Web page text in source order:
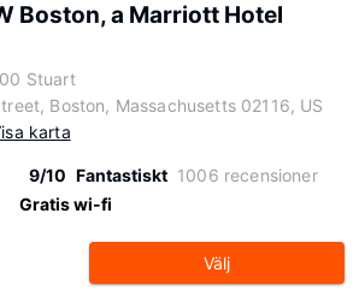
Boston, a Marriott Hotel
Stuart
Boston, Massachusetts 02116, US
karta
9/10 Fantastiskt 1006 recensioner
Gratis wi-fi
Välj